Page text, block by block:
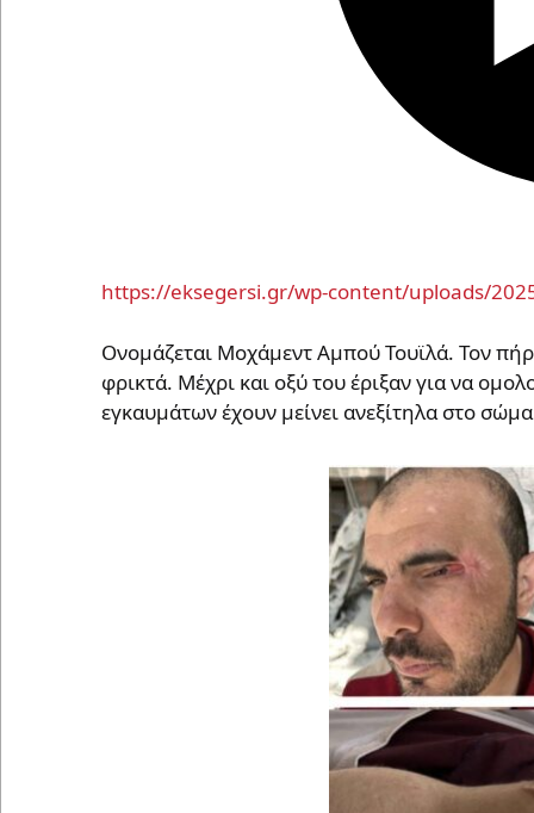
https://eksegersi.gr/wp-content/uploads/
Ονομάζεται Μοχάμεντ Αμπού Τουϊλά. Τον
φρικτά. Μέχρι και οξύ του έριξαν για να
εγκαυμάτων έχουν μείνει ανεξίτηλα στο